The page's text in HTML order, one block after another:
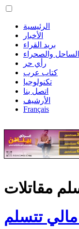
الرئيسية
الأخبار
بريد القراء
الساحل والصحراء
رأي حر
كتاب عرب
تكنولوجيا
اتصل بنا
الأرشيف
Français
مقاتلات
مالي تتسلم